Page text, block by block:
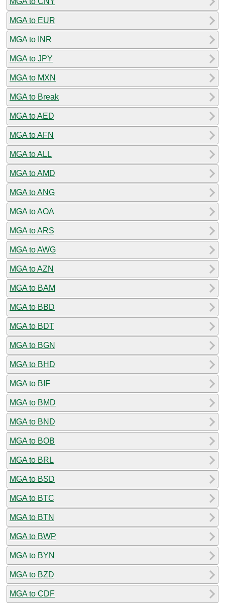
MGA to EUR
MGA to INR
MGA to JPY
MGA to MXN
MGA to Break
MGA to AED
MGA to AFN
MGA to ALL
MGA to AMD
MGA to ANG
MGA to AOA
MGA to ARS
MGA to AWG
MGA to AZN
MGA to BAM
MGA to BBD
MGA to BDT
MGA to BGN
MGA to BHD
MGA to BIF
MGA to BMD
MGA to BND
MGA to BOB
MGA to BRL
MGA to BSD
MGA to BTC
MGA to BTN
MGA to BWP
MGA to BYN
MGA to BZD
MGA to CDF